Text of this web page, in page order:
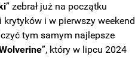
” zebrał już na początku
i w pierwszy weekend
tym samym najlepsze
”, który w lipcu 2024